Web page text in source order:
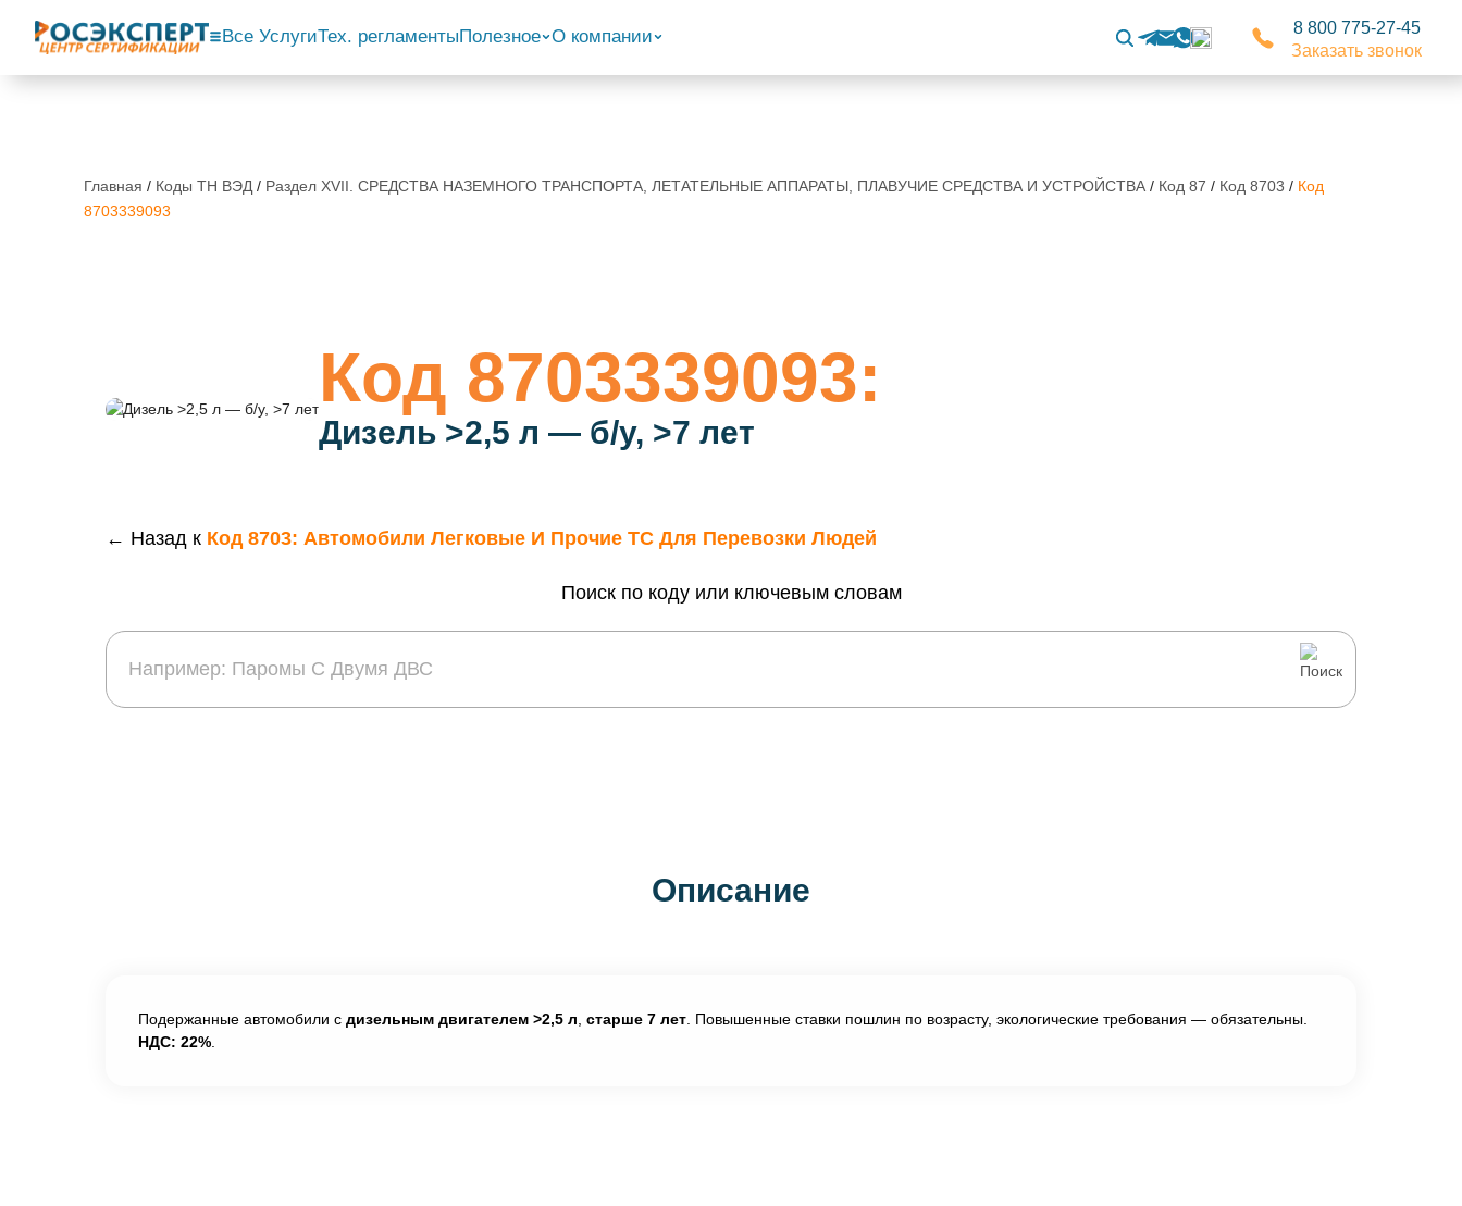
Все УслугиТех. регламенты Полезное О компании
8 800 775-27-45
Заказать звонок
Главная / Коды ТН ВЭД / Раздел XVII. СРЕДСТВА НАЗЕМНОГО ТРАНСПОРТА, ЛЕТАТЕЛЬНЫЕ АППАРАТЫ, ПЛАВУЧИЕ СРЕДСТВА И УСТРОЙСТВА / Код 87 / Код 8703 / Код
8703339093
Код 8703339093:
Дизель >2,5 л — б/у, >7 лет
← Назад к Код 8703: Автомобили Легковые И Прочие ТС Для Перевозки Людей
Поиск по коду или ключевым словам
Описание
Подержанные автомобили с дизельным двигателем >2,5 л старше 7 лет . Повышенные ставки пошлин по возрасту, экологические требования — обязательны.
НДС: 22%